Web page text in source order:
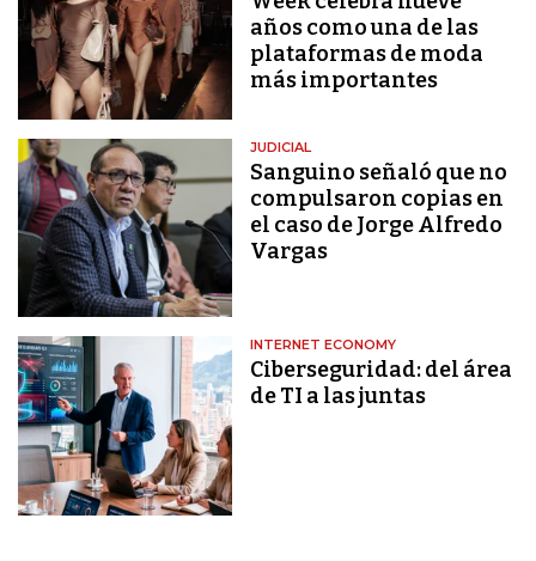
años como una de las
plataformas de moda
más importantes
JUDICIAL
Sanguino señaló que no
compulsaron copias en
el caso de Jorge Alfredo
Vargas
INTERNET ECONOMY
Ciberseguridad: del área
de TI a las juntas